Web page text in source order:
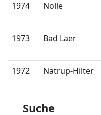
1974 Nolle
1973 Bad Laer
1972 Natrup-Hilter
Suche